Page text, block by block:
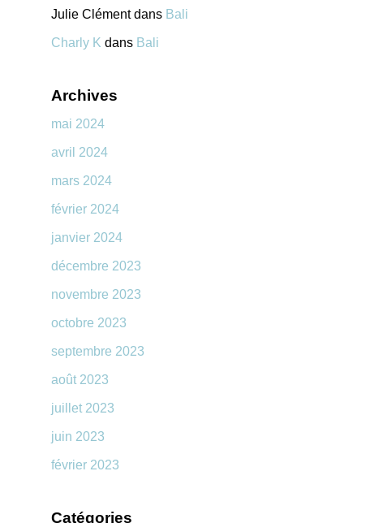
Julie Clémentdans Bali
Charly K dans Bali
Archives
mai 2024
avril 2024
mars 2024
février 2024
janvier 2024
décembre 2023
novembre 2023
octobre 2023
septembre 2023
août 2023
juillet 2023
juin 2023
février 2023
Catégories